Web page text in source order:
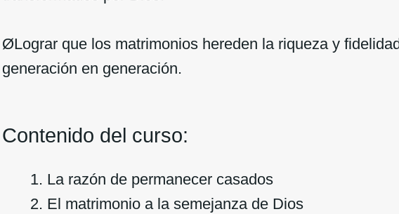
ØLograr que los matrimonios hereden la riqueza y
generación en generación.
Contenido del curso:
La razón de permanecer casados
El matrimonio a la semejanza de Dios